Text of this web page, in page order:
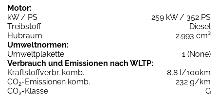
Motor:
kW / PS
259 kW / 352 PS
Treibstoff
Diesel
Hubraum
2.993 cm³
Umweltnormen:
Umweltplakette
1 (None)
Verbrauch und Emissionen nach WLTP:
Kraftstoffverbr. komb.
8,8 l/100km
CO2-Emissionen komb.
232 g/km
CO2-Klasse
G